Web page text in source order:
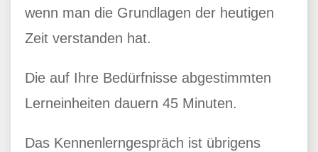
wenn man die Grundlagen der heutigen
Zeit verstanden hat.
Die auf Ihre Bedürfnisse abgestimmten
Lerneinheiten dauern 45 Minuten.
Das Kennenlerngespräch ist übrigens